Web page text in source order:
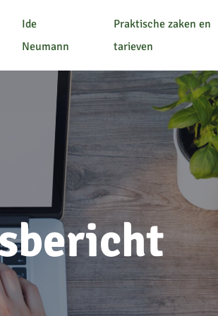
Ide
Neumann
Praktische zaken en
tarieven